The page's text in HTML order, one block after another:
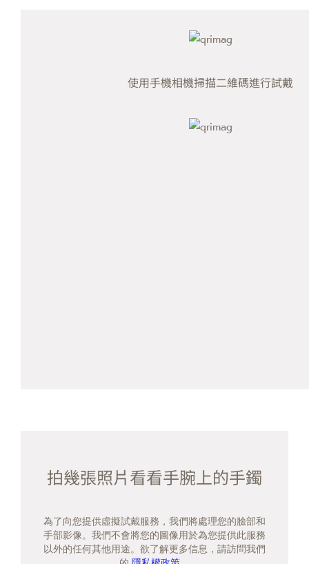
使用手機相機掃描二維碼進行試戴
拍幾張照片看看手腕上的手鐲
為了向您提供虛擬試戴服務，我們將處理您的臉部和
手部影像。我們不會將您的圖像用於為您提供此服務
以外的任何其他用途。欲了解更多信息，請訪問我們